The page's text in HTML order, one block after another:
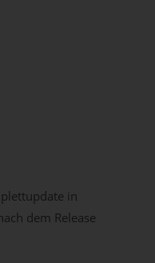
in
dem Release